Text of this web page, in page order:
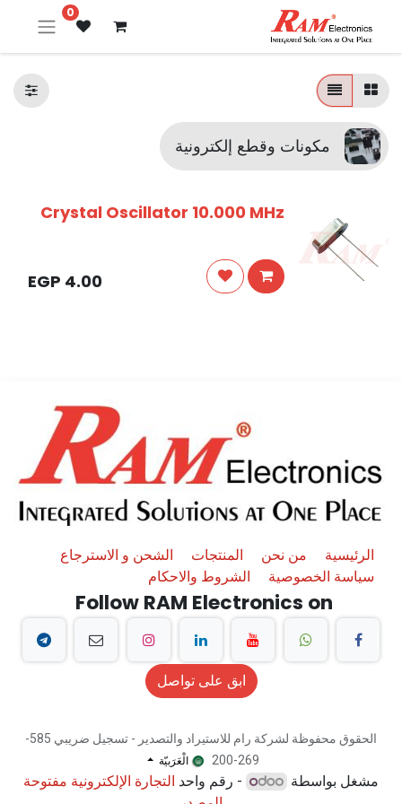
0
مكونات وقطع إلكترونية
Crystal Oscillator 10.000 MHz
4.00
الرئيسية من نحن المنتجات
الشحن و الاسترجاع
سياسة الخصوصية
الشروط والاحكام
Follow RAM Electronics on
ابق على تواصل
الحقوق محفوظة لشركة رام للاستيراد والتصدير - تسجيل ضريبي 585-
269-200
الْعَرَبيّة
مشغل بواسطة - رقم واحد التجارة الإلكترونية مفتوحة